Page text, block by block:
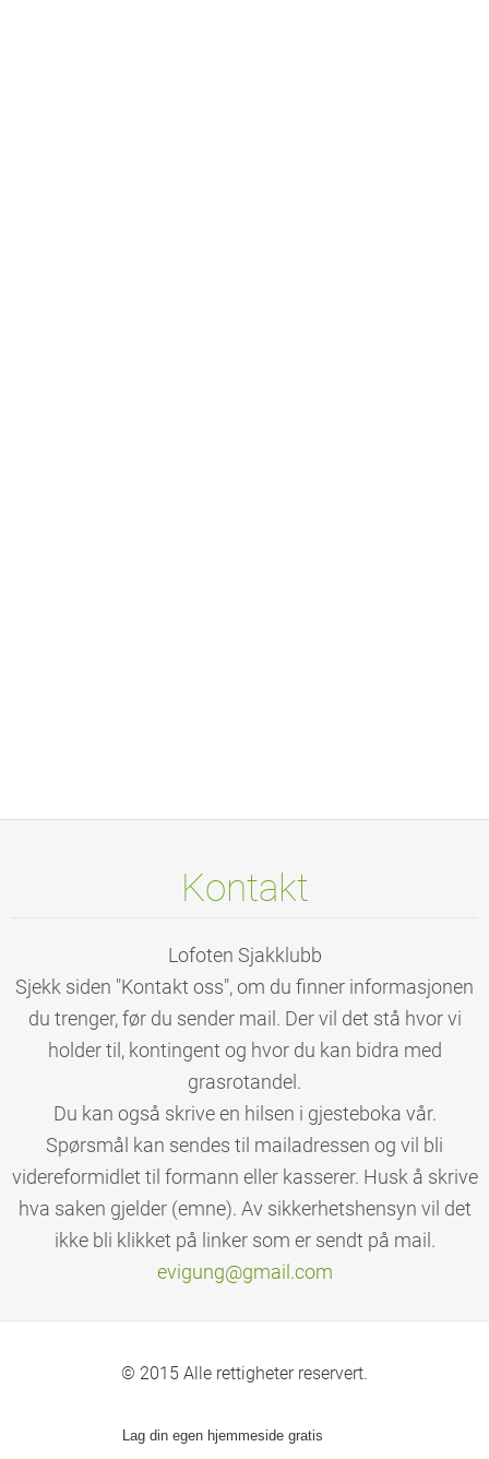
Kontakt
Lofoten Sjakklubb
Sjekk siden "Kontakt oss", om du finner informasjonen
du trenger, før du sender mail. Der vil det stå hvor vi
holder til, kontingent og hvor du kan bidra med
grasrotandel.
Du kan også skrive en hilsen i gjesteboka vår.
Spørsmål kan sendes til mailadressen og vil bli
videreformidlet til formann eller kasserer. Husk å skrive
hva saken gjelder (emne). Av sikkerhetshensyn vil det
ikke bli klikket på linker som er sendt på mail.
evigung@gmail.com
© 2015 Alle rettigheter reservert.
Lag din egen hjemmeside gratis